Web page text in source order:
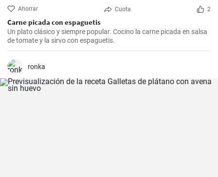
Ahorrar Cuota 2
Carne picada con espaguetis
Un plato clásico y siempre popular. Cocino la carne picada en salsa
de tomate y la sirvo con espaguetis.
ronka